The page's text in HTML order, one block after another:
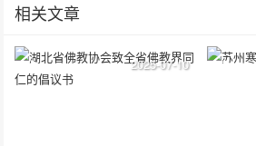
相关文章
2025-07-10